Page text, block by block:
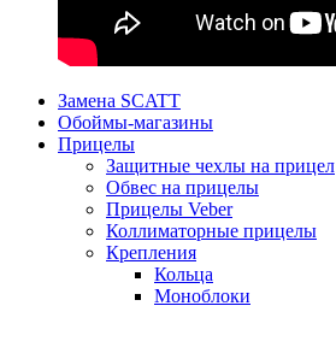
Замена SCATT
Обоймы-магазины
Прицелы
Защитные чехлы на прицел
Обвес на прицелы
Прицелы Veber
Коллиматорные прицелы
Крепления
Кольца
Моноблоки